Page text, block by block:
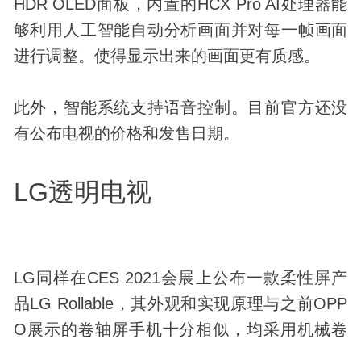
HDR OLED面板，内置的HCX Pro AI处理器能
够利用人工智能自动分析画面并对每一帧画面
进行调整。使得显示出来的画面更有质感。
此外，智能系统支持语音控制。目前官方还没
有公布电视的价格和发售日期。
LG透明电视
LG同样在CES 2021会展上公布一款柔性屏产
品LG Rollable，其外观和实现原理与之前OPP
O展示的卷轴屏手机十分相似，均采用机械卷